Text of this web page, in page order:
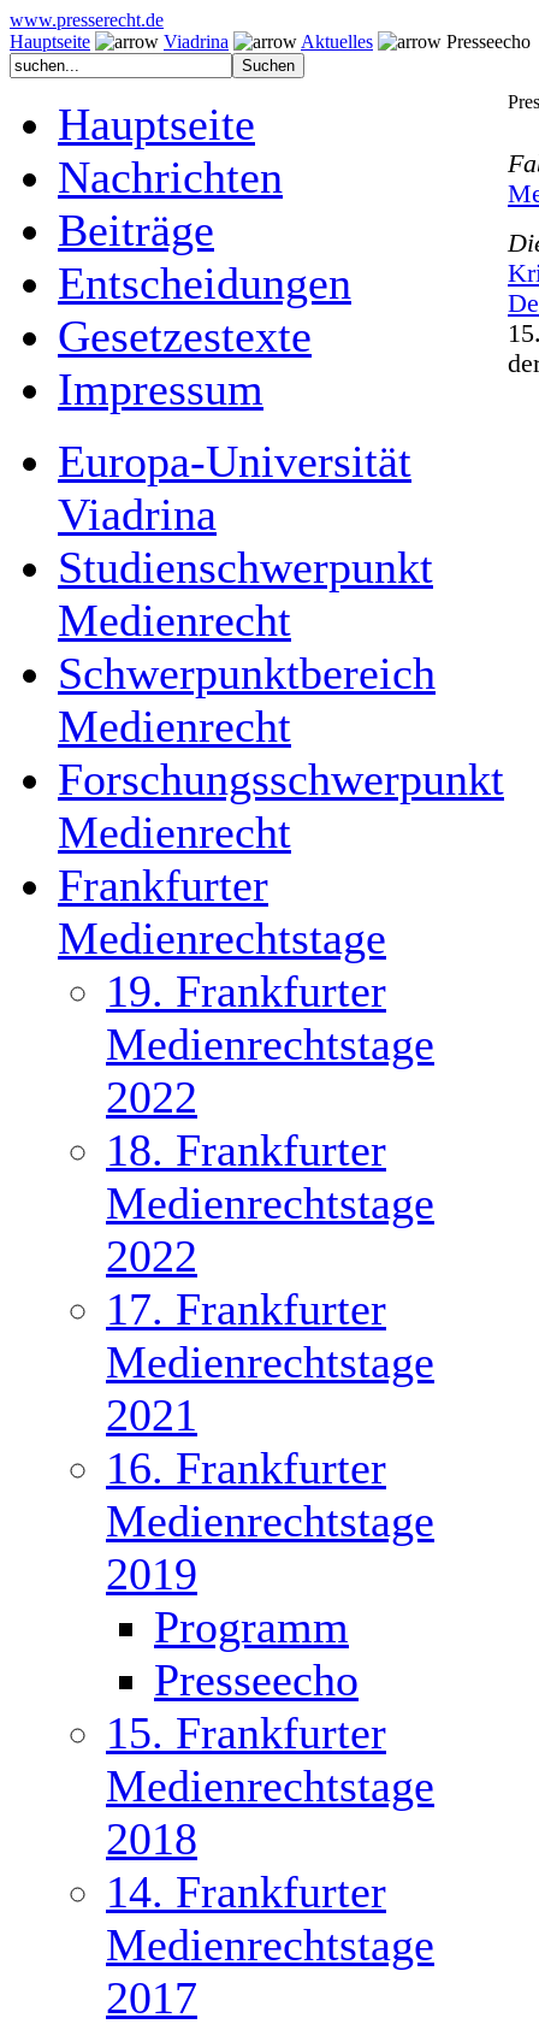
www.presserecht.de
Hauptseite
Viadrina Aktuelles Presseecho
Hauptseite
Nachrichten
Beiträge
Entscheidungen
Gesetzestexte
Impressum
Europa-Universität
Viadrina
Studienschwerpunkt
Medienrecht
Schwerpunktbereich
Medienrecht
Forschungsschwerpunkt
Medienrecht
Frankfurter
Medienrechtstage
19. Frankfurter
Medienrechtstage
2022
18. Frankfurter
Medienrechtstage
2022
17. Frankfurter
Medienrechtstage
2021
16. Frankfurter
Medienrechtstage
2019
Programm
Presseecho
15. Frankfurter
Medienrechtstage
2018
14. Frankfurter
Medienrechtstage
2017